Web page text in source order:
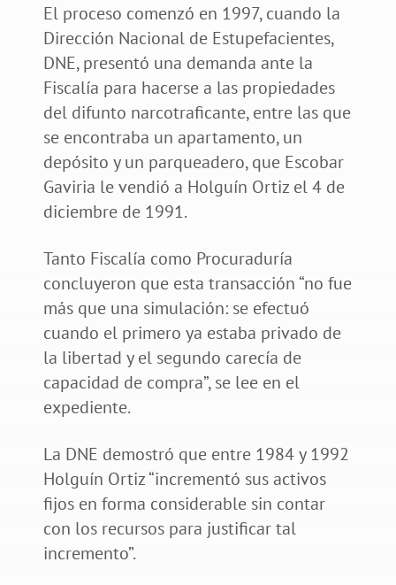
El proceso comenzó en 1997, cuando la
Dirección Nacional de Estupefacientes,
DNE, presentó una demanda ante la
Fiscalía para hacerse a las propiedades
del difunto narcotraficante, entre las que
se encontraba un apartamento, un
depósito y un parqueadero, que Escobar
Gaviria le vendió a Holguín Ortiz el 4 de
diciembre de 1991.
Tanto Fiscalía como Procuraduría
concluyeron que esta transacción “no fue
más que una simulación: se efectuó
cuando el primero ya estaba privado de
la libertad y el segundo carecía de
capacidad de compra”, se lee en el
expediente.
La DNE demostró que entre 1984 y 1992
Holguín Ortiz “incrementó sus activos
fijos en forma considerable sin contar
con los recursos para justificar tal
incremento”.